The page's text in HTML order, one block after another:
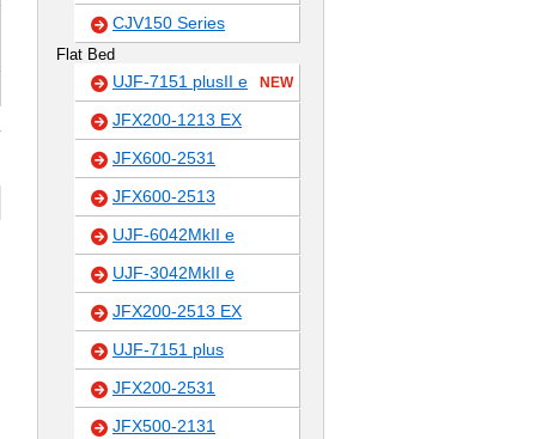
CJV150 Series
Flat Bed
UJF-7151 plusII e NEW
JFX200-1213 EX
JFX600-2531
JFX600-2513
UJF-6042MkII e
UJF-3042MkII e
JFX200-2513 EX
UJF-7151 plus
JFX200-2531
JFX500-2131